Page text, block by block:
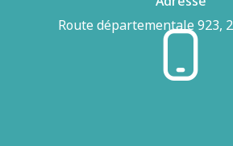
Route départementale 923,